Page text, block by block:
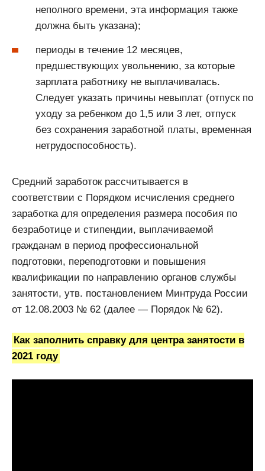
неполного времени, эта информация также
должна быть указана);
периоды в течение 12 месяцев,
предшествующих увольнению, за которые
зарплата работнику не выплачивалась.
Следует указать причины невыплат (отпуск по
уходу за ребенком до 1,5 или 3 лет, отпуск
без сохранения заработной платы, временная
нетрудоспособность).
Средний заработок рассчитывается в
соответствии с Порядком исчисления среднего
заработка для определения размера пособия по
безработице и стипендии, выплачиваемой
гражданам в период профессиональной
подготовки, переподготовки и повышения
квалификации по направлению органов службы
занятости, утв. постановлением Минтруда России
от 12.08.2003 № 62 (далее — Порядок № 62).
Как заполнить справку для центра занятости в
2021 году